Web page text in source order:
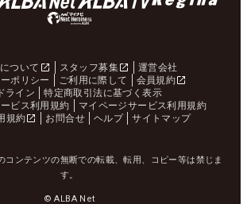
ついて スタッフ募集
運営会社
ポリシー
ご利用に際して
会員規約
ライン
特定商取引法に基づく表示
ビス利用規約
マイページサービス利用規約
規約
お問合せ ヘルプ サイトマップ
コンテンツの無断での転載、転用、コピー等は禁じま
す。
© ALBA Net